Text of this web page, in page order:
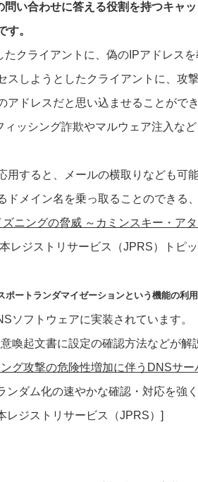
い合わせに答える役割を持つキャ
す。
クライアントに、偽のIPアドレスを
スしようとしたクライアントに、攻
ドレスだと思い込ませることができ
ッシング詐欺やマルウェア注入な
用すると、メールの横取りなども可
メイン名を乗っ取ることのできる
ニングの脅威 ～カミンスキー・ア
レジストリサービス（JPRS）
トピ
ートランダマイゼーションという機能の利用
ソフトウェアに実装されています。
喚起文書に設定の確認方法などが解
グ攻撃の危険性増加に伴うDNSサ
ム化の速やかな確認・対応を強く
ストリサービス（JPRS）]